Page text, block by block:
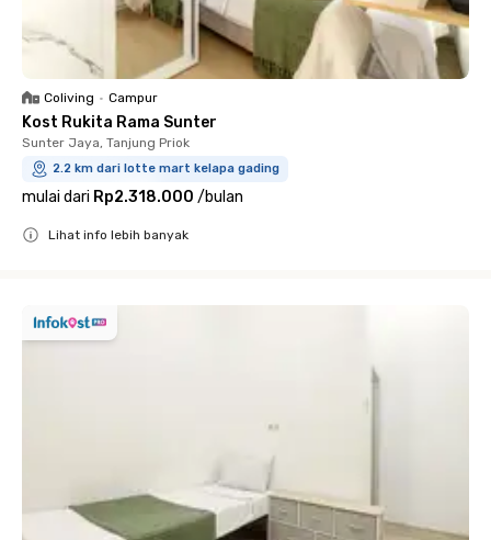
Coliving • Campur
Kost Rukita Rama Sunter
Sunter Jaya, Tanjung Priok
2.2 km dari lotte mart kelapa gading
mulai dari Rp2.318.000 /bulan
Lihat info lebih banyak